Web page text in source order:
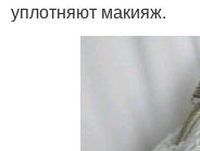
уплотняют макияж.